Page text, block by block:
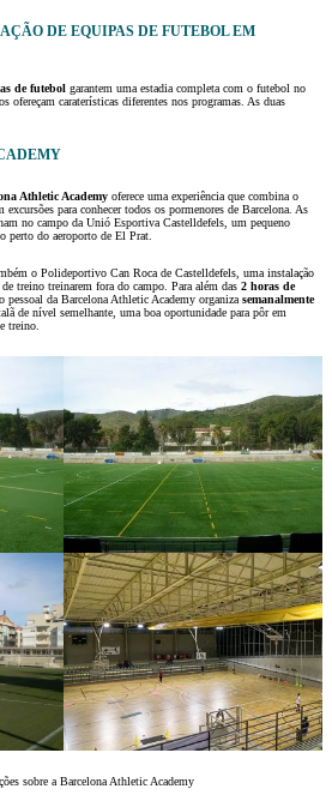
DE EQUIPAS DE FUTEBOL EM
de futebol garantem uma estadia completa com o futebol no
ofereçam caraterísticas diferentes nos programas. As duas
Athletic Academy oferece uma experiência que combina o
para conhecer todos os pormenores de Barcelona. As
no campo da Unió Esportiva Castelldefels, um pequeno
perto do aeroporto de El Prat.
o Polideportivo Can Roca de Castelldefels, uma instalação
treino treinarem fora do campo. Para além das 2 horas de
pessoal da Barcelona Athletic Academy organiza semanalmente
de nível semelhante, uma boa oportunidade para pôr em
treino.
sobre a Barcelona Athletic Academy